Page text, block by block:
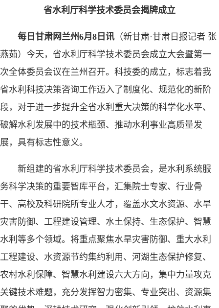
省水利厅科学技术委员会揭牌成立
每日甘肃网兰州6月8日讯 （新甘肃·甘肃日报记者 张
燕茹）今天，省水利厅科学技术委员会成立大会暨第一
次全体委员会议在兰州召开。科技委的成立，标志着我
省水利科技决策咨询工作迈入了制度化、规范化的新阶
段，对于进一步提升全省水利重大决策的科学化水平、
破解水利发展中的技术瓶颈、推动水利事业高质量发
展，具有标志性意义。
新组建的省水利厅科学技术委员会，是水利系统服
务科学决策的重要智库平台，汇集院士专家、行业骨
干、高校及科研院所专业人才，覆盖水文水资源、水旱
灾害防御、工程建设管理、水土保持、生态保护、智慧
水利等多个领域。将重点聚焦水旱灾害防御、重大水利
工程建设、水资源节约集约利用、河湖生态保护修复、
农村水利保障、智慧水利建设六大方向，集中力量攻克
关键技术难题，充分发挥智力密集、专业突出、资源集